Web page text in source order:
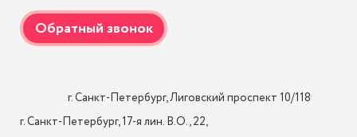
г. Санкт-Петербург, 17-я лин. B.O., 22,